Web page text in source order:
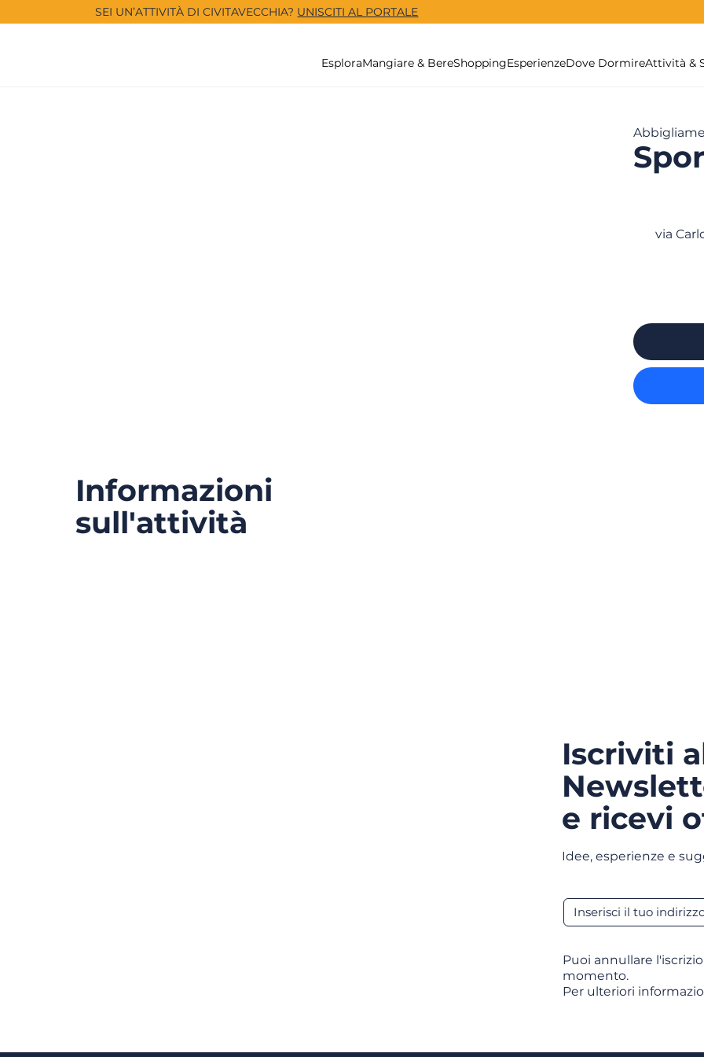
SEI UN’ATTIVITÀ DI CIVITAVECCHIA? UNISCITI AL PORTALE
EsploraMangiare & BereShoppingEsperienzeDove DormireAttività &
via
Informazioni
sull'attività
Iscriviti
e ricevi
Idee, esperienze e
Puoi annullare
momento.
Per ulteriori